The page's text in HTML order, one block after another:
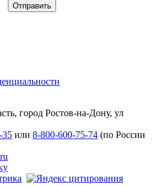
Отправить
город Ростов-на-Дону, ул
35 или 8-800-600-75-74 (по России